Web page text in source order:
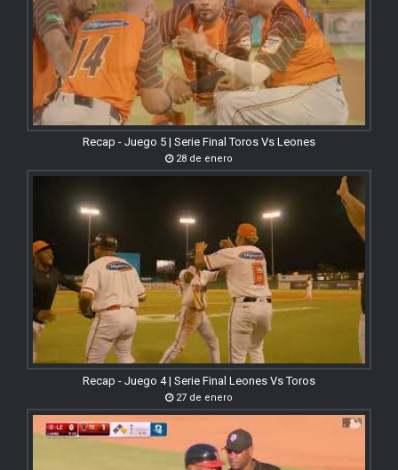
Recap - Juego 5 | Serie Final Toros Vs Leones
28 de enero
Recap - Juego 4 | Serie Final Leones Vs Toros
27 de enero